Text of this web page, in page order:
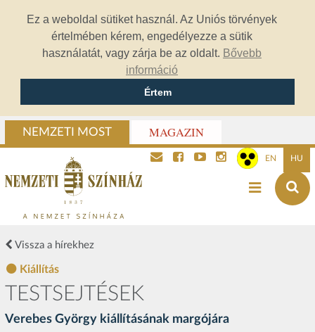
Ez a weboldal sütiket használ. Az Uniós törvények
értelmében kérem, engedélyezze a sütik
használatát, vagy zárja be az oldalt. Bővebb
információ
Értem
NEMZETI MOST MAGAZIN
EN HU
Vissza a hírekhez
Kiállítás
TESTSEJTÉSEK
Verebes György kiállításának margójára